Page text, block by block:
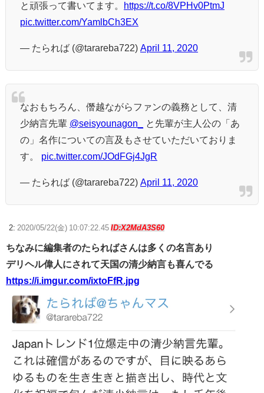
と頑張って書いてます。
https://t.co/8VPHv0PtmJ
pic.twitter.com/YamlbCh3EX
— たられば (@tarareba722) April 11, 2020
なおもちろん、僭越ながらファンの義務として、清
少納言先輩 @seisyounagon_
と先輩が主人公の「あ
の」名作についての言及もさせていただいておりま
す。 pic.twitter.com/JOdFGj4JgR
— たられば (@tarareba722) April 11, 2020
2: 2020/05/22(金) 10:07:22.45 ID:X2MdA3S60
ちなみに編集者のたらればさんは多くの名言あり
デリヘル偉人にされて天国の清少納言も喜んでる
https://i.imgur.com/ixtoFfR.jpg